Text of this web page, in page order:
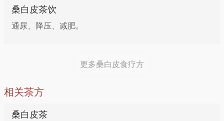
桑白皮茶饮
通尿、降压、减肥。
更多桑白皮食疗方
相关茶方
桑白皮茶